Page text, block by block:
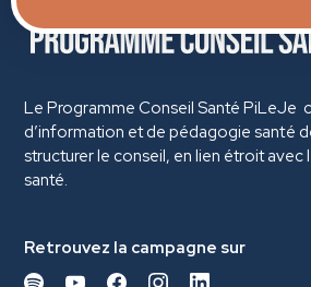
Le Programme Conseil Santé PiLeJe
d’information et de pédagogie santé
structurer le conseil, en lien étroit avec
santé.
Retrouvez la campagne sur